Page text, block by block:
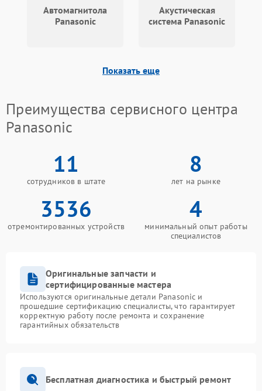
Автомагнитола
Panasonic
Акустическая
система Panasonic
Показать еще
Преимущества сервисного центра
Panasonic
11
сотрудников в штате
8
лет на рынке
3536
отремонтированных устройств
4
минимальный опыт работы
специалистов
Оригинальные запчасти и
сертифицированные мастера
Используются оригинальные детали Panasonic и
прошедшие сертификацию специалисты, что гарантирует
корректную работу после ремонта и сохранение
гарантийных обязательств
Бесплатная диагностика и быстрый ремонт